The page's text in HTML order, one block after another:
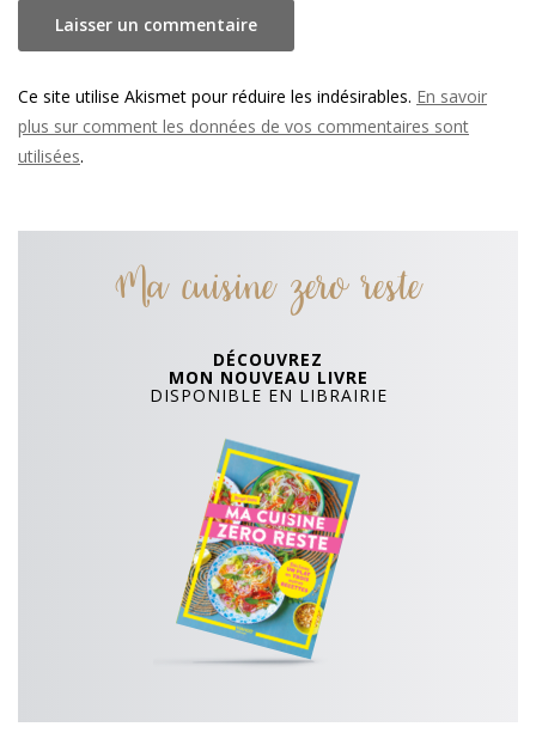
Ce site utilise Akismet pour réduire les indésirables. En savoir
plus sur comment les données de vos commentaires sont
utilisées.
Ma cuisine zero reste
DÉCOUVREZ
MON NOUVEAU LIVRE
DISPONIBLE EN LIBRAIRIE